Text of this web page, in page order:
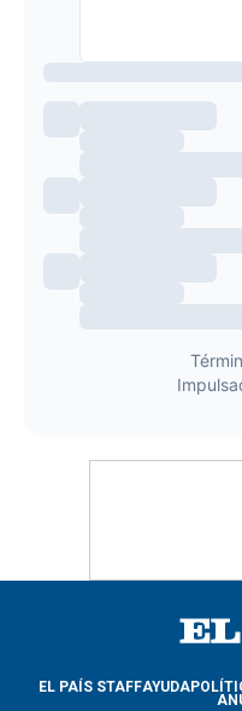
EL PAÍS STAFFAYUDA